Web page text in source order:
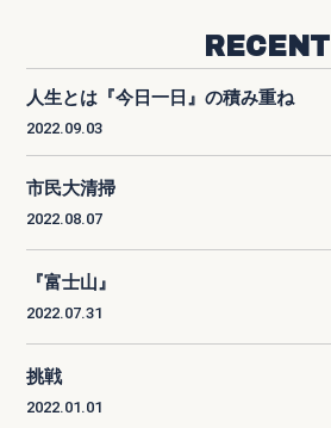
RECENT
人生とは『今日一日』の積み重ね
2022.09.03
市民大清掃
2022.08.07
『富士山』
2022.07.31
挑戦
2022.01.01